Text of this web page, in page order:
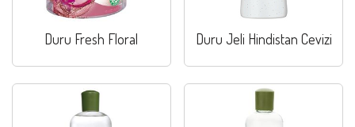
Duru Fresh Floral Duru Jeli Hindistan Cevizi